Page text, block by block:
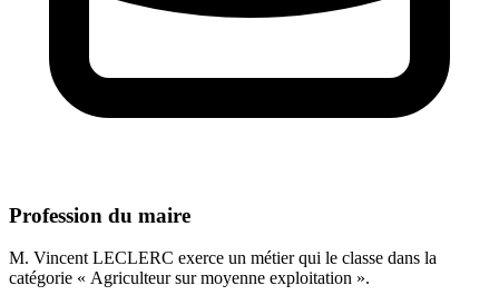
Profession du maire
M. Vincent LECLERC exerce un métier qui le classe dans la
catégorie « Agriculteur sur moyenne exploitation ».